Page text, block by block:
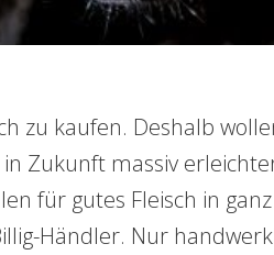
zu kaufen. Deshalb
Zukunft massiv
für gutes Fleisch in ganz
Händler. Nur